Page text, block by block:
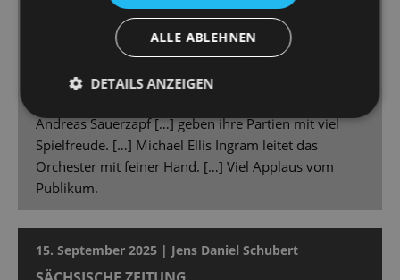
Kalaitzi gibt der Rolle in Präsenz, Spiel und Stimme
ein durch und durch eigenes und überzeugendes
Gepräge. Kalaitzi ist in Ausstrahlung und Können
etwas Besonderes im Ensemble der Staatsoperette.
Andreas Sauerzapf […] geben ihre Partien mit viel
Spielfreude. […] Michael Ellis Ingram leitet das
Orchester mit feiner Hand. […] Viel Applaus vom
Publikum.
15. September 2025 | Jens Daniel Schubert
ALLE ABLEHNEN
DETAILS ANZEIGEN